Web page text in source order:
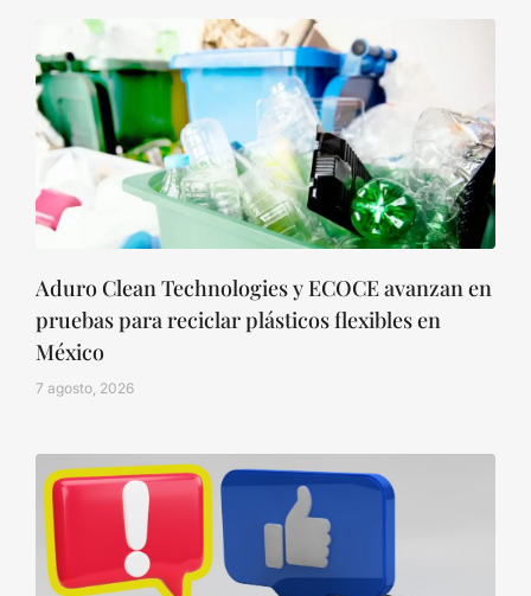
Aduro Clean Technologies y ECOCE avanzan en
pruebas para reciclar plásticos flexibles en
México
7 agosto, 2026